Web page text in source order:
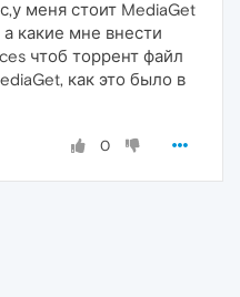
меня стоит MediaGet
какие мне внести
чтоб торрент файл
как это было в
0